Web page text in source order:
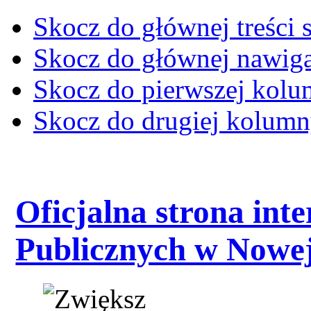
Skocz do głównej treści
Skocz do głównej
Skocz do pierwszej
Skocz do drugiej
Oficjalna strona
Publicznych w